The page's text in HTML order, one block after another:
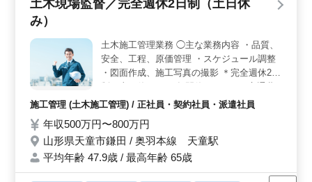
＞ 施工図作成や安全・品質・原価管理、関係業者との
打ち合わせなど、建築施工管理業務全般を担当します。
て活躍できます。 ＜安心して働ける待遇面＞ 交通
費を支給しており、日々の通勤負担を抑えながら働けま
す。賞与制度も整っており、各種社会保険も完備してい
るため、腰を据えて長く働きやすい職場です。
土木現場監督／完全週休2日制（土日休
み）
土木施工管理業務 ◯主な業務内容 ・品質、
安全、工程、原価管理 ・スケジュール調整
・図面作成、施工写真の撮影 ＊完全週休2日
実費支給（上限なし） ＊マイカー通勤
に、即戦力で活躍できます！ これまで培っ
た力を発揮したい方におすすめの職場です！
施工管理 (土木施工管理) / 正社員・契約社員・派遣社員
年収500万円〜800万円
山形県天童市鎌田 / 奥羽本線 天童駅
平均年齢 47.9歳 / 最高年齢 65歳